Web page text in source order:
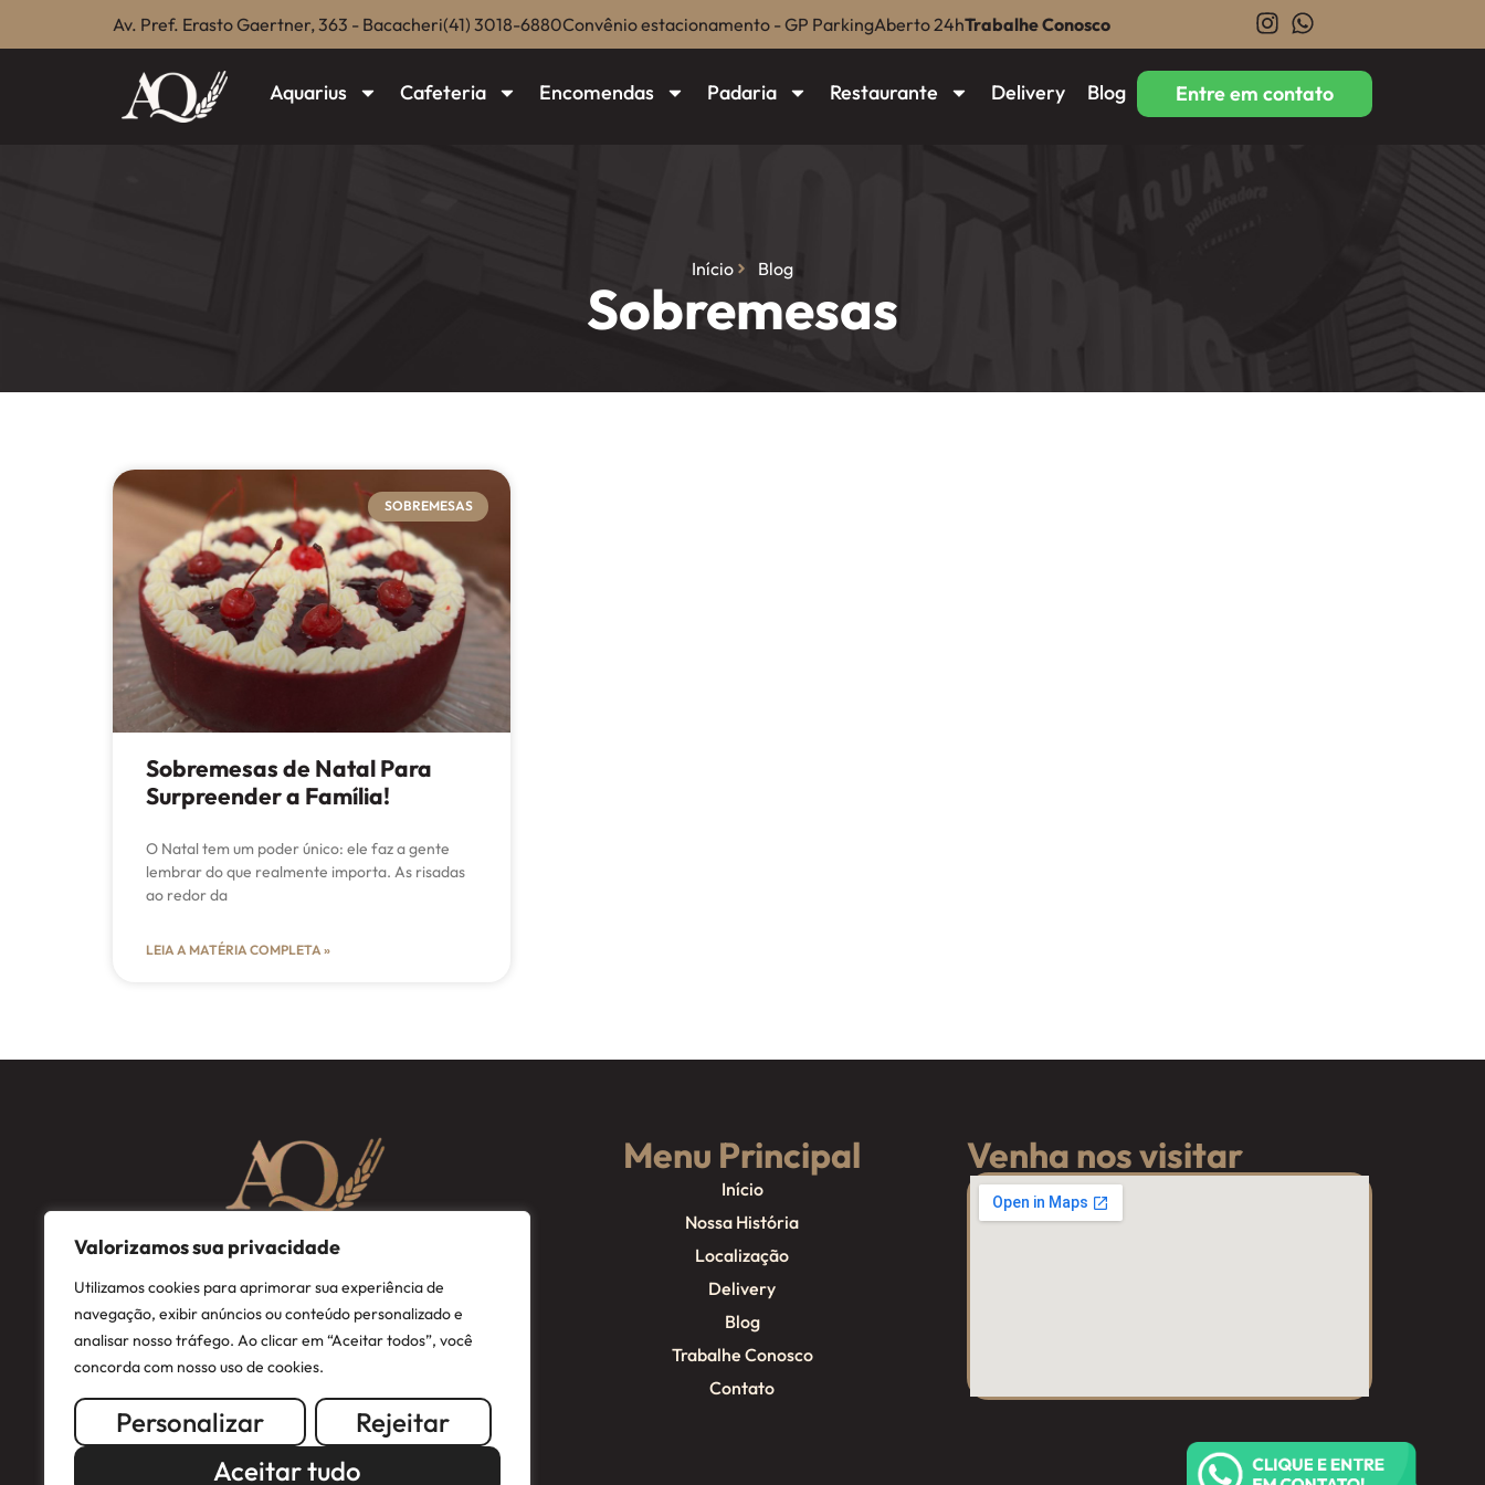
Valorizamos sua privacidade
Utilizamos cookies para aprimorar sua experiência de
navegação, exibir anúncios ou conteúdo personalizado e
analisar nosso tráfego. Ao clicar em “Aceitar todos”, você
concorda com nosso uso de cookies.
Personalizar
Rejeitar
Aceitar tudo
Av. Pref. Erasto Gaertner, 363 - Bacacheri(41) 3018-6880Convênio estacionamento - GP ParkingAberto 24hTrabalhe Conosco
Aquarius Cafeteria Encomendas Padaria Restaurante Delivery Blog Entre em contato
Início Blog
Sobremesas
SOBREMESAS
Sobremesas de Natal Para
Surpreender a Família!
O Natal tem um poder único: ele faz a gente
lembrar do que realmente importa. As risadas
ao redor da
LEIA A MATÉRIA COMPLETA »
Menu Principal
Início
Nossa História
Localização
Delivery
Blog
Trabalhe Conosco
Contato
Venha nos visitar